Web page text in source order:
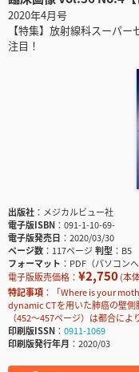
2020年4月号
【特集】放射線科スーパ
注目！
出版社
メジカルビュー社
電子版ISBN
091-1-10-69-
電子版発売日
2020/03/30
ページ数
117ページ判型
B5
フォーマット
PDF（パソコン
電子版販売価格： ¥2,750(本
特記事項
「Where is your
dynamic CTを用いた肺癌の壁側
（452〜457ページ）は都合によ
印刷版ISSN
0911-1069
印刷版発行年月
2020/03